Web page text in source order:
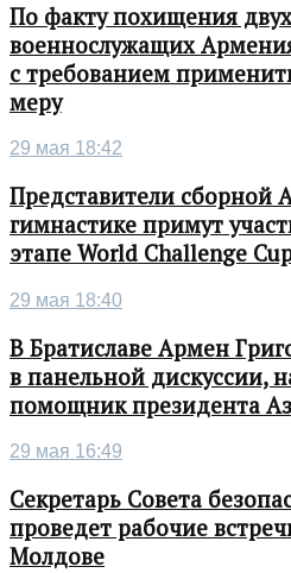
По факту похищения
военнослужащих
с требованием
меру
29 мая 18:42
Представители сборной
гимнастике примут
этапе World Challenge
29 мая 18:40
В Братиславе Армен
в панельной дискуссии,
помощник президента
29 мая 16:49
Секретарь Совета
проведет рабочие
Молдове